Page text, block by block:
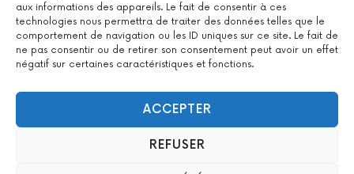
aux informations des appareils. Le fait de consentir à ces
technologies nous permettra de traiter des données telles que le
comportement de navigation ou les ID uniques sur ce site. Le fait de
ne pas consentir ou de retirer son consentement peut avoir un effet
négatif sur certaines caractéristiques et fonctions.
ACCEPTER
REFUSER
La certification qualité a été délivrée au titre de la catégorie
suivante : actions de formations.Voir le certificat